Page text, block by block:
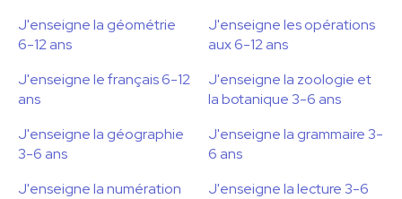
J'enseigne la géométrie
6-12 ans
J'enseigne les opérations
aux 6-12 ans
J'enseigne le français 6-12
ans
J'enseigne la zoologie et
la botanique 3-6 ans
J'enseigne la géographie
3-6 ans
J'enseigne la grammaire 3-
6 ans
J'enseigne la numération
J'enseigne la lecture 3-6